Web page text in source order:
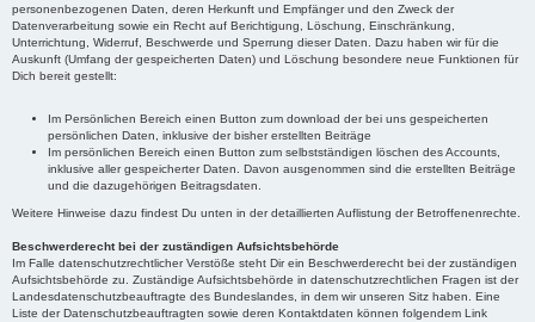
personenbezogenen Daten, deren Herkunft und Empfänger und den Zweck der
Datenverarbeitung sowie ein Recht auf Berichtigung, Löschung, Einschränkung,
Unterrichtung, Widerruf, Beschwerde und Sperrung dieser Daten. Dazu haben wir für die
Auskunft (Umfang der gespeicherten Daten) und Löschung besondere neue Funktionen für
Dich bereit gestellt:
Im Persönlichen Bereich einen Button zum download der bei uns gespeicherten
persönlichen Daten, inklusive der bisher erstellten Beiträge
Im persönlichen Bereich einen Button zum selbstständigen löschen des Accounts,
inklusive aller gespeicherter Daten. Davon ausgenommen sind die erstellten Beiträge
und die dazugehörigen Beitragsdaten.
Weitere Hinweise dazu findest Du unten in der detaillierten Auflistung der Betroffenenrechte.
Beschwerderecht bei der zuständigen Aufsichtsbehörde
Im Falle datenschutzrechtlicher Verstöße steht Dir ein Beschwerderecht bei der zuständigen
Aufsichtsbehörde zu. Zuständige Aufsichtsbehörde in datenschutzrechtlichen Fragen ist der
Landesdatenschutzbeauftragte des Bundeslandes, in dem wir unseren Sitz haben. Eine
Liste der Datenschutzbeauftragten sowie deren Kontaktdaten können folgendem Link